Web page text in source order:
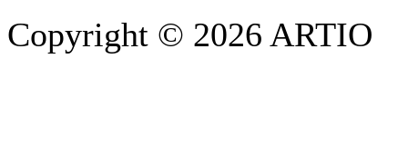
Copyright © 2026 ARTIO